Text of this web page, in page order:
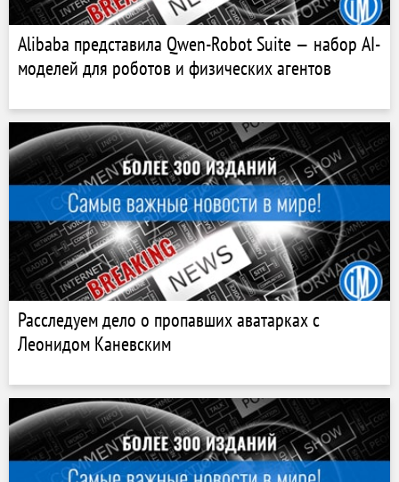
Alibaba представила Qwen-Robot Suite — набор AI-
моделей для роботов и физических агентов
Расследуем дело о пропавших аватарках с
Леонидом Каневским